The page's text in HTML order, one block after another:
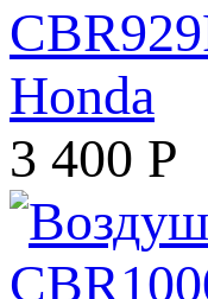
Honda
3 400 Р